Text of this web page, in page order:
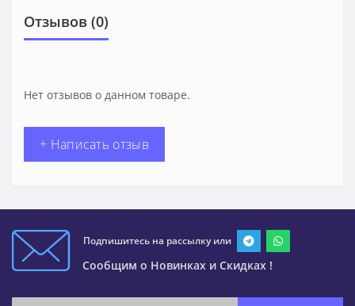
Отзывов (0)
Нет отзывов о данном товаре.
+ Написать отзыв
Подпишитесь на рассылку или
Сообщим о Новинках и Скидках !